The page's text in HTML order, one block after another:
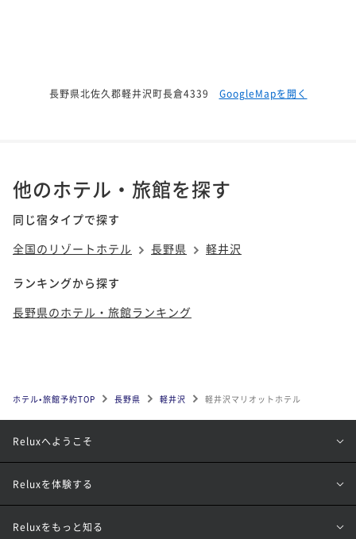
長野県北佐久郡軽井沢町長倉4339 GoogleMapを開く
他のホテル・旅館を探す
同じ宿タイプで探す
全国のリゾートホテル
長野県 軽井沢
ランキングから探す
長野県のホテル・旅館ランキング
ホテル•旅館予約TOP 長野県 軽井沢 軽井沢マリオットホテル
Reluxへようこそ
Reluxを体験する
Reluxをもっと知る